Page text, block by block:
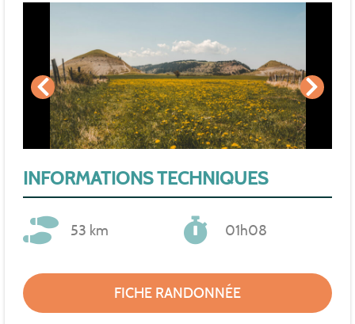
INFORMATIONS TECHNIQUES
53 km 01h08
FICHE RANDONNÉE